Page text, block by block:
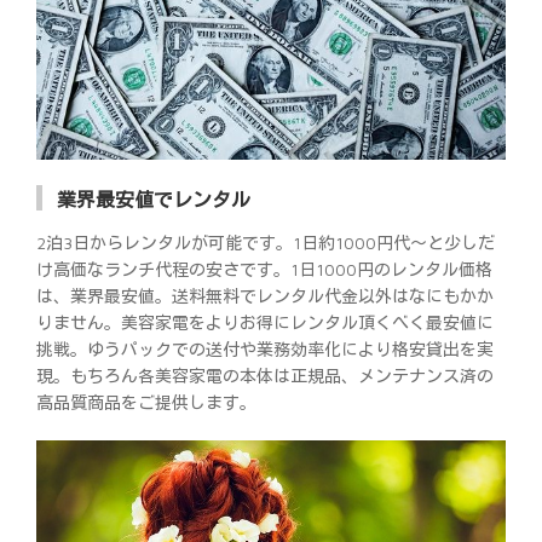
業界最安値でレンタル
2泊3日からレンタルが可能です。1日約1000円代～と少しだ
け高価なランチ代程の安さです。1日1000円のレンタル価格
は、業界最安値。送料無料でレンタル代金以外はなにもかか
りません。美容家電をよりお得にレンタル頂くべく最安値に
挑戦。ゆうパックでの送付や業務効率化により格安貸出を実
現。もちろん各美容家電の本体は正規品、メンテナンス済の
高品質商品をご提供します。